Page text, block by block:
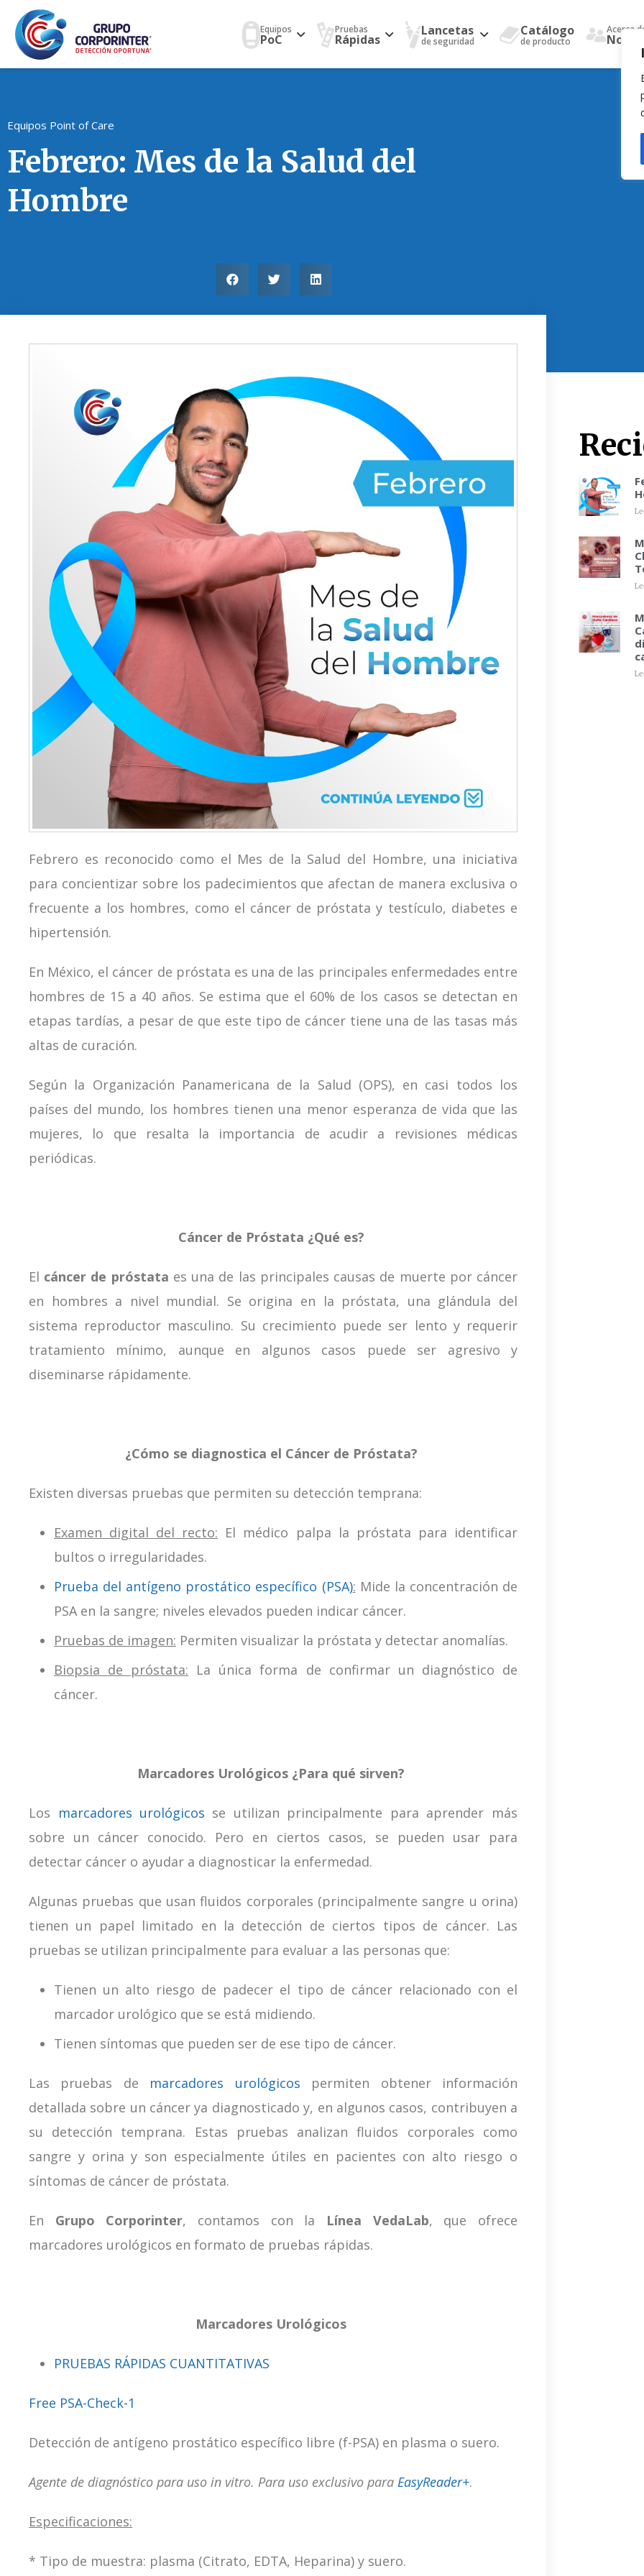
Equipos
PoC
Pruebas
Rápidas
Lancetas
de seguridad
Catálogo
de producto
Acerca
Equipos Point of Care
Febrero: Mes de la Salud del
Hombre
Febrero es reconocido como el Mes de la Salud del Hombre, una iniciativa
para concientizar sobre los padecimientos que afectan de manera exclusiva o
frecuente a los hombres, como el cáncer de próstata y testículo, diabetes e
hipertensión.
En México, el cáncer de próstata es una de las principales enfermedades entre
hombres de 15 a 40 años. Se estima que el 60% de los casos se detectan en
etapas tardías, a pesar de que este tipo de cáncer tiene una de las tasas más
altas de curación.
Según la Organización Panamericana de la Salud (OPS), en casi todos los
países del mundo, los hombres tienen una menor esperanza de vida que las
mujeres, lo que resalta la importancia de acudir a revisiones médicas
periódicas.
Cáncer de Próstata ¿Qué es?
El cáncer de próstata es una de las principales causas de muerte por cáncer
en hombres a nivel mundial. Se origina en la próstata, una glándula del
sistema reproductor masculino. Su crecimiento puede ser lento y requerir
tratamiento mínimo, aunque en algunos casos puede ser agresivo y
diseminarse rápidamente.
¿Cómo se diagnostica el Cáncer de Próstata?
Existen diversas pruebas que permiten su detección temprana:
Examen digital del recto: El médico palpa la próstata para identificar
bultos o irregularidades.
Prueba del antígeno prostático específico (PSA): Mide la concentración de
PSA en la sangre; niveles elevados pueden indicar cáncer.
Pruebas de imagen: Permiten visualizar la próstata y detectar anomalías.
Biopsia de próstata: La única forma de confirmar un diagnóstico de
cáncer.
Marcadores Urológicos ¿Para qué sirven?
Los marcadores urológicos se utilizan principalmente para aprender más
sobre un cáncer conocido. Pero en ciertos casos, se pueden usar para
detectar cáncer o ayudar a diagnosticar la enfermedad.
Algunas pruebas que usan fluidos corporales (principalmente sangre u orina)
tienen un papel limitado en la detección de ciertos tipos de cáncer. Las
pruebas se utilizan principalmente para evaluar a las personas que:
Tienen un alto riesgo de padecer el tipo de cáncer relacionado con el
marcador urológico que se está midiendo.
Tienen síntomas que pueden ser de ese tipo de cáncer.
Las pruebas de marcadores urológicos permiten obtener información
detallada sobre un cáncer ya diagnosticado y, en algunos casos, contribuyen a
su detección temprana. Estas pruebas analizan fluidos corporales como
sangre y orina y son especialmente útiles en pacientes con alto riesgo o
síntomas de cáncer de próstata.
En Grupo Corporinter, contamos con la Línea VedaLab, que ofrece
marcadores urológicos en formato de pruebas rápidas.
Marcadores Urológicos
PRUEBAS RÁPIDAS CUANTITATIVAS
Free PSA-Check-1
Detección de antígeno prostático específico libre (f-PSA) en plasma o suero.
Agente de diagnóstico para uso in vitro. Para uso exclusivo para EasyReader+.
Especificaciones:
* Tipo de muestra: plasma (Citrato, EDTA, Heparina) y suero.